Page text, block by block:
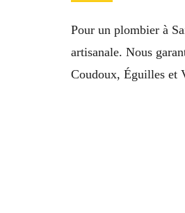
Pour un plombier à
artisanale. Nous
Coudoux, Éguilles et